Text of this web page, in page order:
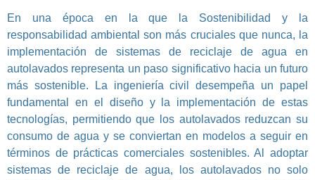
En una época en la que la Sostenibilidad y la
responsabilidad ambiental son más cruciales que nunca, la
implementación de sistemas de reciclaje de agua en
autolavados representa un paso significativo hacia un futuro
más sostenible. La ingeniería civil desempeña un papel
fundamental en el diseño y la implementación de estas
tecnologías, permitiendo que los autolavados reduzcan su
consumo de agua y se conviertan en modelos a seguir en
términos de prácticas comerciales sostenibles. Al adoptar
sistemas de reciclaje de agua, los autolavados no solo